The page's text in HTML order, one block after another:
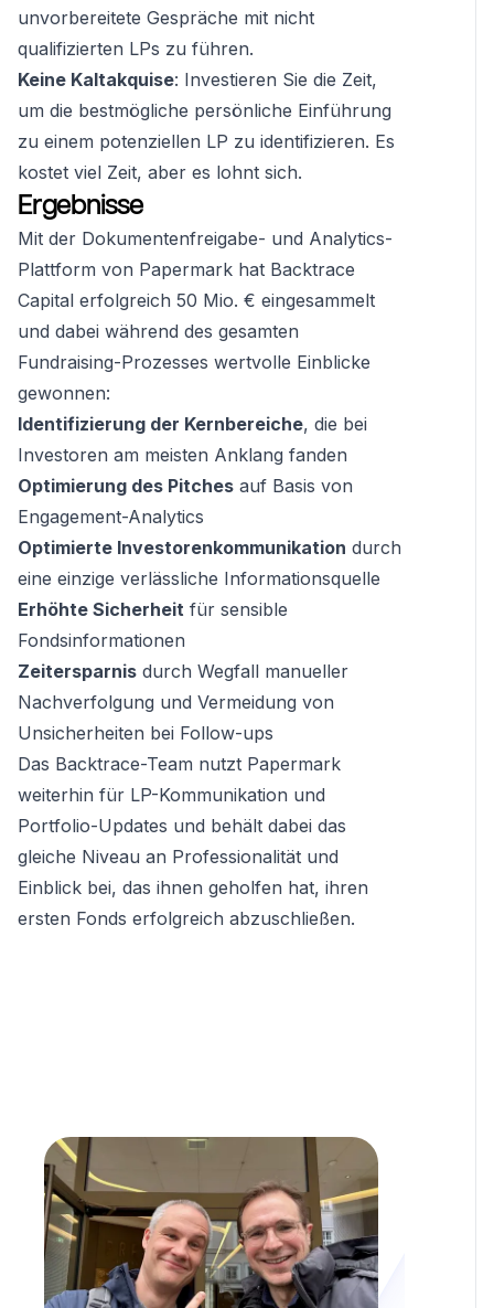
unvorbereitete Gespräche mit nicht
qualifizierten LPs zu führen.
Keine Kaltakquise: Investieren Sie die Zeit,
um die bestmögliche persönliche Einführung
zu einem potenziellen LP zu identifizieren. Es
kostet viel Zeit, aber es lohnt sich.
Ergebnisse
Mit der Dokumentenfreigabe- und Analytics-
Plattform von Papermark hat Backtrace
Capital erfolgreich 50 Mio. € eingesammelt
und dabei während des gesamten
Fundraising-Prozesses wertvolle Einblicke
gewonnen:
Identifizierung der Kernbereiche, die bei
Investoren am meisten Anklang fanden
Optimierung des Pitches auf Basis von
Engagement-Analytics
Optimierte Investorenkommunikation durch
eine einzige verlässliche Informationsquelle
Erhöhte Sicherheit für sensible
Fondsinformationen
Zeitersparnis durch Wegfall manueller
Nachverfolgung und Vermeidung von
Unsicherheiten bei Follow-ups
Das Backtrace-Team nutzt Papermark
weiterhin für LP-Kommunikation und
Portfolio-Updates und behält dabei das
gleiche Niveau an Professionalität und
Einblick bei, das ihnen geholfen hat, ihren
ersten Fonds erfolgreich abzuschließen.